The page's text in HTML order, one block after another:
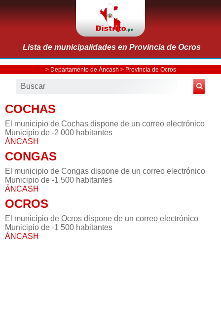
Lista de municipalidades en Provincia de Ocros
> Departamento de Áncash > Provincia de Ocros
COCHAS
El municipio de Cochas dispone de un correo electrónico
Municipio de -2 000 habitantes
ÁNCASH
CONGAS
El municipio de Congas dispone de un correo electrónico
Municipio de -1 500 habitantes
ÁNCASH
OCROS
El municipio de Ocros dispone de un correo electrónico
Municipio de -1 500 habitantes
ÁNCASH